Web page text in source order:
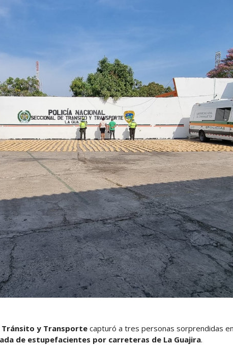
Tránsito y Transporte capturó a tres personas sorprendidas
de estupefacientes por carreteras de La Guajira.